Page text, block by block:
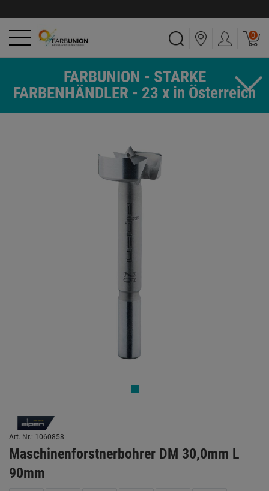
0
FARBUNION - STARKE
FARBENHÄNDLER - 23 x in Österreich
Art. Nr.: 1060858
Maschinenforstnerbohrer DM 30,0mm L
90mm